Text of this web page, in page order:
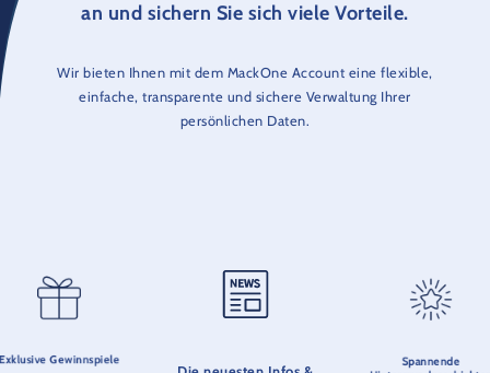
an und sichern Sie sich viele Vorteile.
Wir bieten Ihnen mit dem MackOne Account eine flexible,
einfache, transparente und sichere Verwaltung Ihrer
persönlichen Daten.
Gewinnspiele
Spannende